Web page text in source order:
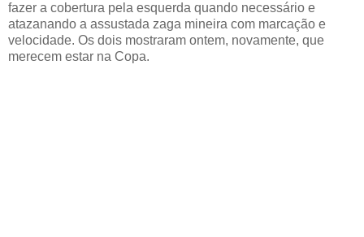
fazer a cobertura pela esquerda quando necessário e
atazanando a assustada zaga mineira com marcação e
velocidade. Os dois mostraram ontem, novamente, que
merecem estar na Copa.